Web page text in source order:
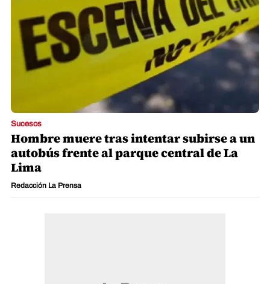
Sucesos
Hombre muere tras intentar subirse a un
autobús frente al parque central de La
Lima
Redacción La Prensa